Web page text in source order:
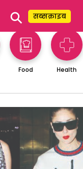
⚲ सब्सक्राइब
Food Health